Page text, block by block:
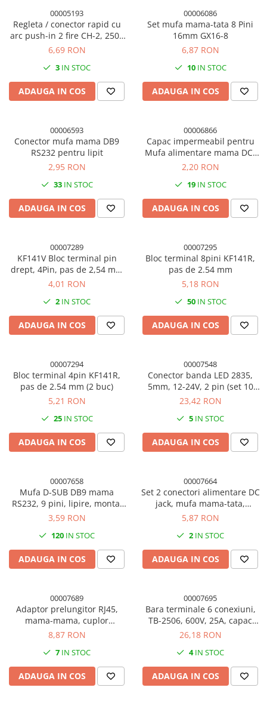
00005193
Regleta / conector rapid cu
arc push-in 2 fire CH-2, 250V
10A (set 10 buc)
6,69 RON
3 IN STOC
ADAUGA IN COS
00006086
Set mufa mama-tata 8 Pini
16mm GX16-8
6,87 RON
10IN STOC
ADAUGA IN COS
00006593
Conector mufa mama DB9
RS232 pentru lipit
2,95 RON
33IN STOC
ADAUGA IN COS
00006866
Capac impermeabil pentru
Mufa alimentare mama DC-
022 5.5x2.1mm (5 buc)
2,20 RON
19IN STOC
ADAUGA IN COS
00007289
KF141V Bloc terminal pin
drept, 4Pin, pas de 2,54 mm
(2 buc)
4,01 RON
2 IN STOC
ADAUGA IN COS
00007295
Bloc terminal 8pini KF141R,
pas de 2.54 mm
5,18 RON
50IN STOC
ADAUGA IN COS
00007294
Bloc terminal 4pin KF141R,
pas de 2.54 mm (2 buc)
5,21 RON
25IN STOC
ADAUGA IN COS
00007548
Conector banda LED 2835,
5mm, 12-24V, 2 pin (set 10
buc)
23,42 RON
5 IN STOC
ADAUGA IN COS
00007658
Mufa D-SUB DB9 mama
RS232, 9 pini, lipire, montaj
pe panou
3,59 RON
120 IN STOC
ADAUGA IN COS
00007664
Set 2 conectori alimentare DC
jack, mufa mama-tata,
5.5*2.1mm
5,87 RON
2 IN STOC
ADAUGA IN COS
00007689
Adaptor prelungitor RJ45,
mama-mama, cuplor
Enthernet RJ45, UTP
8,87 RON
7 IN STOC
ADAUGA IN COS
00007695
Bara terminale 6 conexiuni,
TB-2506, 600V, 25A, capac
protectie
26,18 RON
4IN STOC
ADAUGA IN COS